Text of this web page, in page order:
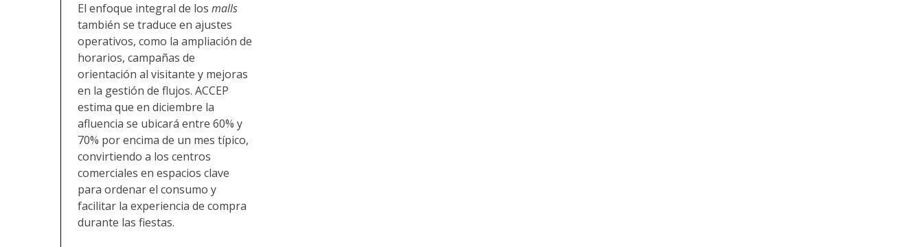
El enfoque integral de los malls
también se traduce en ajustes
operativos, como la ampliación de
horarios, campañas de
orientación al visitante y mejoras
en la gestión de flujos. ACCEP
estima que en diciembre la
afluencia se ubicará entre 60% y
70% por encima de un mes típico,
convirtiendo a los centros
comerciales en espacios clave
para ordenar el consumo y
facilitar la experiencia de compra
durante las fiestas.